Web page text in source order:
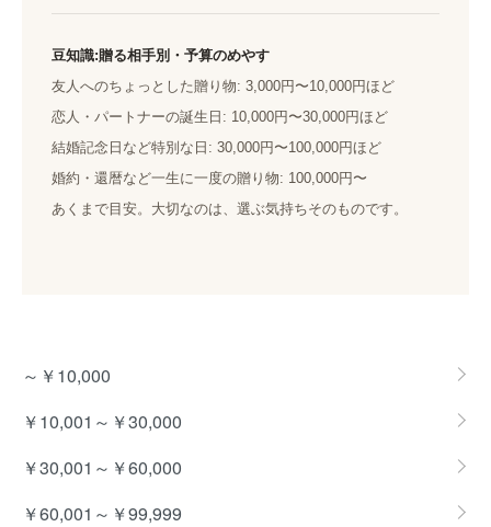
豆知識:贈る相手別・予算のめやす
友人へのちょっとした贈り物: 3,000円〜10,000円ほど
恋人・パートナーの誕生日: 10,000円〜30,000円ほど
結婚記念日など特別な日: 30,000円〜100,000円ほど
婚約・還暦など一生に一度の贈り物: 100,000円〜
あくまで目安。大切なのは、選ぶ気持ちそのものです。
グループ一覧
～￥10,000
￥10,001～￥30,000
￥30,001～￥60,000
￥60,001～￥99,999